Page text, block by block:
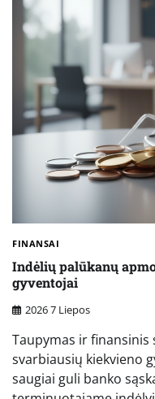
FINANSAI
Indėlių palūkanų
gyventojai
2026 7 Liepos
Taupymas ir finansinis
svarbiausių kiekvieno
saugiai guli banko